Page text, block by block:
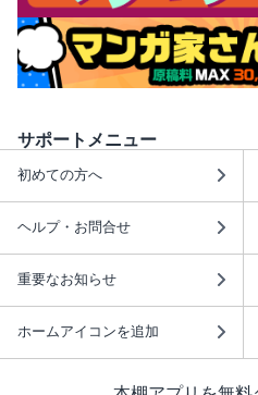
サポートメニュー
初めての方へ
ヘルプ・お問合せ
重要なお知らせ
ホームアイコンを追加